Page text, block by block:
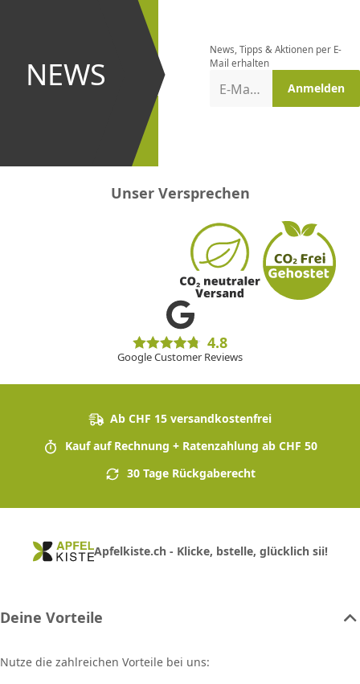
NEWS
und bei
Aktionen
News, Tipps & Aktionen per E-
Mail erhalten
E-Mail-Adresse Anmelden
Unser Versprechen
4.8
Google Customer Reviews
Ab CHF 15 versandkostenfrei
Kauf auf Rechnung + Ratenzahlung ab CHF 50
30 Tage Rückgaberecht
Apfelkiste.ch - Klicke, bstelle, glücklich sii!
Deine Vorteile
Nutze die zahlreichen Vorteile bei uns: